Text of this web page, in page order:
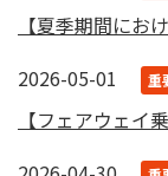
【夏季期間にお
2026-05-01
重
【フェアウェイ